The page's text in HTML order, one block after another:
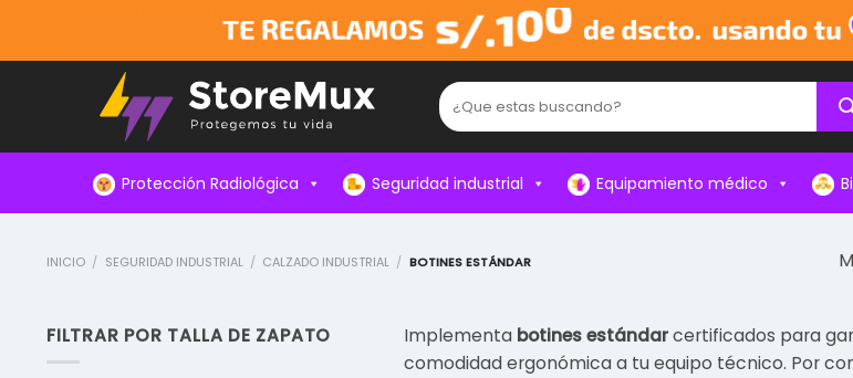
content
Buscar:
Protección Radiológica Seguridad industrial Equipamiento médico
INICIO / SEGURIDAD INDUSTRIAL / CALZADO INDUSTRIAL / BOTINES ESTÁNDAR
FILTRAR POR TALLA DE ZAPATO Implementa botines estándarcertificados para
comodidad ergonómica a tu equipo técnico. Por